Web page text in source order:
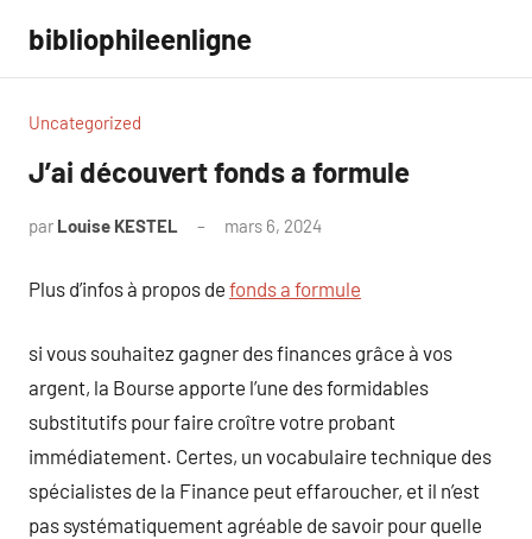
contenu
bibliophileenligne
Uncategorized
J’ai découvert fonds a formule
par Louise KESTEL mars 6, 2024
Plus d’infos à propos de fonds a formule
si vous souhaitez gagner des finances grâce à vos
argent, la Bourse apporte l’une des formidables
substitutifs pour faire croître votre probant
immédiatement. Certes, un vocabulaire technique des
spécialistes de la Finance peut effaroucher, et il n’est
pas systématiquement agréable de savoir pour quelle